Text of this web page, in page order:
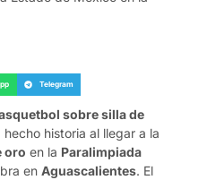
Telegram
sobre silla de
hecho historia al llegar a la
oro en la Paralimpiada
en Aguascalientes. El